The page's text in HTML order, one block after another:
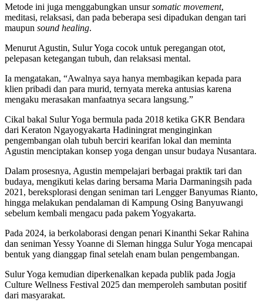
Metode ini juga menggabungkan unsursomatic movement,
meditasi, relaksasi, dan pada beberapa sesi dipadukan dengan tari
maupun sound healing.
Menurut Agustin, Sulur Yoga cocok untuk peregangan otot,
pelepasan ketegangan tubuh, dan relaksasi mental.
Ia mengatakan, “Awalnya saya hanya membagikan kepada para
klien pribadi dan para murid, ternyata mereka antusias karena
mengaku merasakan manfaatnya secara langsung.”
Cikal bakal Sulur Yoga bermula pada 2018 ketika GKR Bendara
dari Keraton Ngayogyakarta Hadiningrat menginginkan
pengembangan olah tubuh berciri kearifan lokal dan meminta
Agustin menciptakan konsep yoga dengan unsur budaya Nusantara.
Dalam prosesnya, Agustin mempelajari berbagai praktik tari dan
budaya, mengikuti kelas daring bersama Maria Darmaningsih pada
2021, bereksplorasi dengan seniman tari Lengger Banyumas Rianto,
hingga melakukan pendalaman di Kampung Osing Banyuwangi
sebelum kembali mengacu pada pakem Yogyakarta.
Pada 2024, ia berkolaborasi dengan penari Kinanthi Sekar Rahina
dan seniman Yessy Yoanne di Sleman hingga Sulur Yoga mencapai
bentuk yang dianggap final setelah enam bulan pengembangan.
Sulur Yoga kemudian diperkenalkan kepada publik pada Jogja
Culture Wellness Festival 2025 dan memperoleh sambutan positif
dari masyarakat.